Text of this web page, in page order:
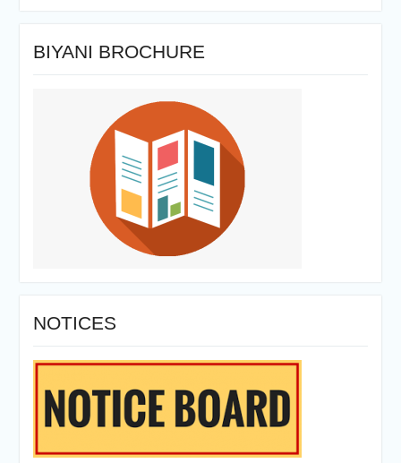
BIYANI BROCHURE
NOTICES